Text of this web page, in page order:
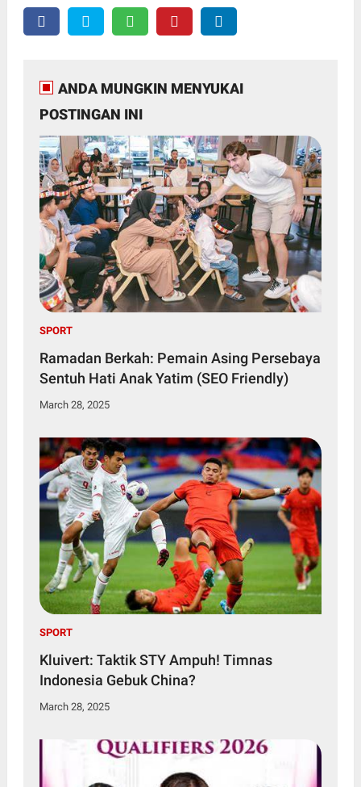
ANDA MUNGKIN MENYUKAI
POSTINGAN INI
SPORT
Ramadan Berkah: Pemain Asing Persebaya
Sentuh Hati Anak Yatim (SEO Friendly)
March 28, 2025
SPORT
Kluivert: Taktik STY Ampuh! Timnas
Indonesia Gebuk China?
March 28, 2025